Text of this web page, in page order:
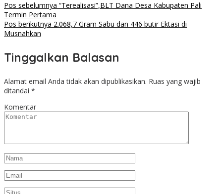
Pos sebelumnya “Terealisasi”,BLT Dana Desa Kabupaten Pali
Termin Pertama
Pos berikutnya 2.068,7 Gram Sabu dan 446 butir Ektasi di
Musnahkan
Tinggalkan Balasan
Alamat email Anda tidak akan dipublikasikan. Ruas yang wajib
ditandai *
Komentar